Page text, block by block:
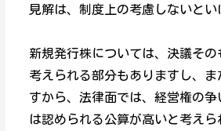
見解は、制度上の考慮しないと
新規発行株については、決議そ
考えられる部分もありますし、
すから、法律面では、経営権の
は認められる公算が高いと考えら